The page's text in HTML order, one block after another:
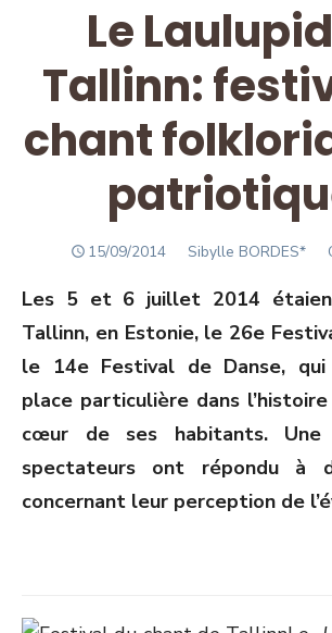
Le
Tallinn:
chant
POSTED
15/09/2014 Author
Sibylle BORDES*
Les 5 et 6 juillet 2014
Tallinn, en Estonie, le 26e
le 14eFestival de Danse,
place particulière dans
cœur de ses habitants. Une
spectateurs ont répondu à
concernant leur perception de